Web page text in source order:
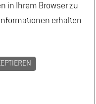
in Ihrem Browser zu
erhalten